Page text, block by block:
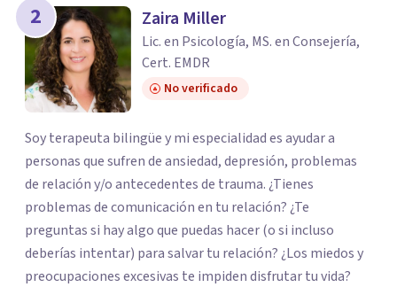
2 Zaira Miller
Lic. en Psicología, MS. en Consejería,
Cert. EMDR
No verificado
Soy terapeuta bilingüe y mi especialidad es ayudar a
personas que sufren de ansiedad, depresión, problemas
de relación y/o antecedentes de trauma. ¿Tienes
problemas de comunicación en tu relación? ¿Te
preguntas si hay algo que puedas hacer (o si incluso
deberías intentar) para salvar tu relación? ¿Los miedos y
preocupaciones excesivas te impiden disfrutar tu vida?